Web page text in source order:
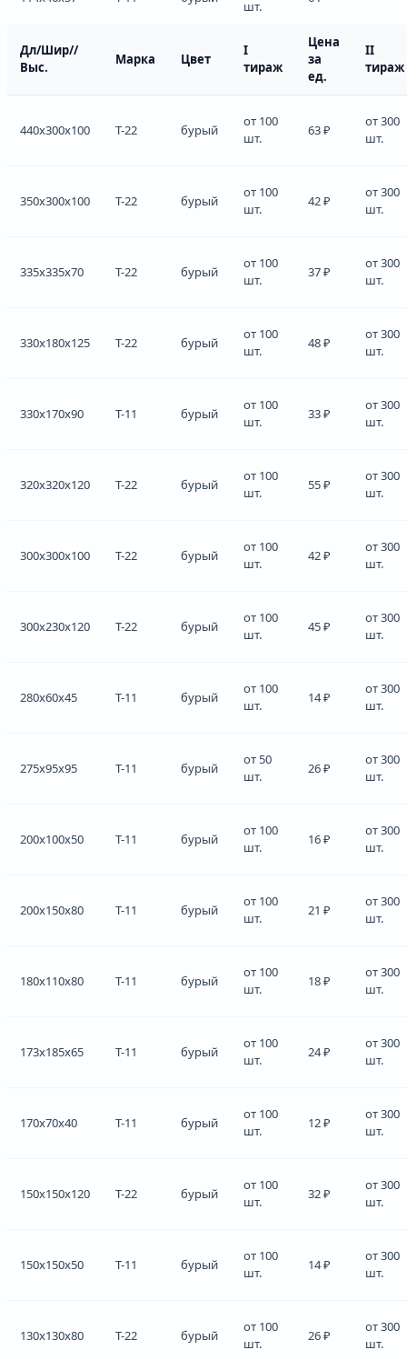
шт.
Дл/Шир//
Выс.
Марка Цвет
I
тираж
Цена
за
ед.
II
тираж
440x300x100 Т-22 бурый
от 100
шт.
63 ₽
от 300
шт.
350x300x100 Т-22 бурый
от 100
шт.
42 ₽
от 300
шт.
335x335x70 Т-22 бурый
от 100
шт.
37 ₽
от 300
шт.
330x180x125 Т-22 бурый
от 100
шт.
48 ₽
от 300
шт.
330x170x90 Т-11 бурый
от 100
шт.
33 ₽
от 300
шт.
320x320x120 Т-22 бурый
от 100
шт.
55 ₽
от 300
шт.
300x300x100 Т-22 бурый
от 100
шт.
42 ₽
от 300
шт.
300x230x120 Т-22 бурый
от 100
шт.
45 ₽
от 300
шт.
280x60x45 Т-11 бурый
от 100
шт.
14 ₽
от 300
шт.
275x95x95 Т-11 бурый
от 50
шт.
26 ₽
от 300
шт.
200x100x50 Т-11 бурый
от 100
шт.
16 ₽
от 300
шт.
200x150x80 Т-11 бурый
от 100
шт.
21 ₽
от 300
шт.
180x110x80 Т-11 бурый
от 100
шт.
18 ₽
от 300
шт.
173x185x65 Т-11 бурый
от 100
шт.
24 ₽
от 300
шт.
170x70x40 Т-11 бурый
от 100
шт.
12 ₽
от 300
шт.
150x150x120 Т-22 бурый
от 100
шт.
32 ₽
от 300
шт.
150x150x50 Т-11 бурый
от 100
шт.
14 ₽
от 300
шт.
130x130x80 Т-22 бурый
от 100
шт.
26 ₽
от 300
шт.